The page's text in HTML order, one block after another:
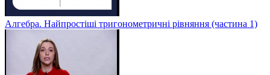
Алгебра. Найпростіші тригонометричні рівняння (частина 1)